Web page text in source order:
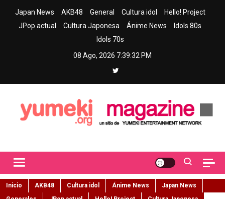
Japan News AKB48 General Cultura idol
Hello! Project
JPop actual
Cultura Japonesa Ánime News
Idols 80s
Idols 70s
08 Ago, 2026 7:39:33 PM
Inicio AKB48 Cultura idol Ánime News
Japan News